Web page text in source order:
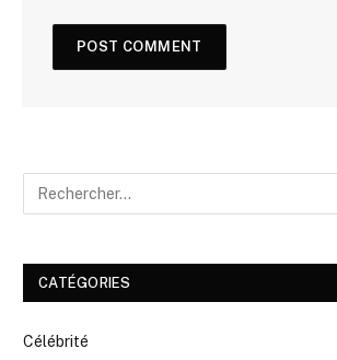
CATÉGORIES
Célébrité